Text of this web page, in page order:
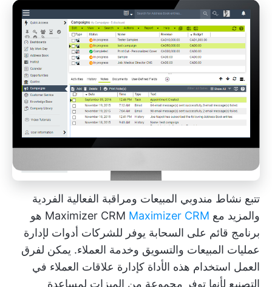
تتبع نشاط مندوبي المبيعات ومراقبة الفعالية الفردية
والمزيد مع Maximizer CRM Maximizer CRM
هو
برنامج قائم على السحابة يوفر للشركات أدوات لإدارة
عمليات المبيعات والتسويق وخدمة العملاء. يمكن لفرق
العمل استخدام هذه الأداة كإدارة علاقات العملاء في
التصنيع لأنها توفر مجموعة من الميزات لمساعدة